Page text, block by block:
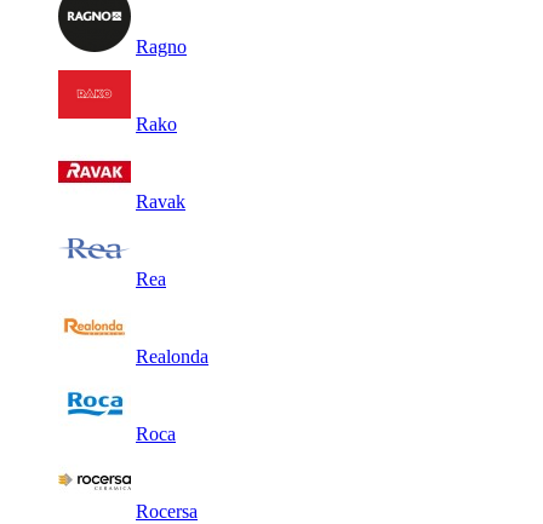
Ragno
Rako
Ravak
Rea
Realonda
Roca
Rocersa